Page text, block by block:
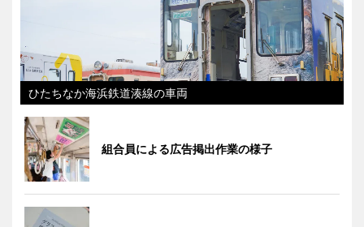
ひたちなか海浜鉄道湊線の車両
組合員による広告掲出作業の様子